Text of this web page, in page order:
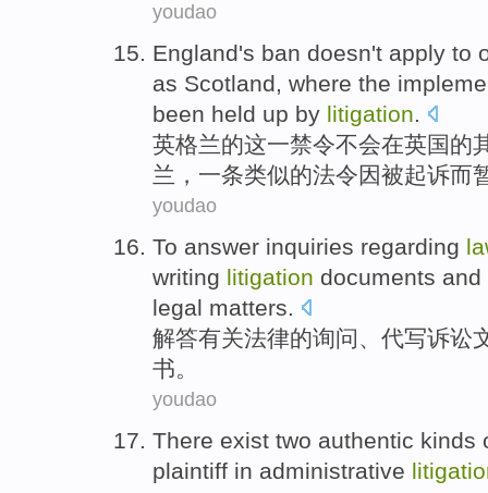
youdao
England's ban doesn't apply to
as Scotland, where the
been held up by litigation.
英格兰的这一禁令不会在英国的
兰， 一条类似的法令因被起诉而
youdao
To answer inquiries regarding
writing litigation documents and
legal matters.
解答有关法律的询问、 代写诉讼
书。
youdao
There exist two authentic kinds
plaintiff in administrative